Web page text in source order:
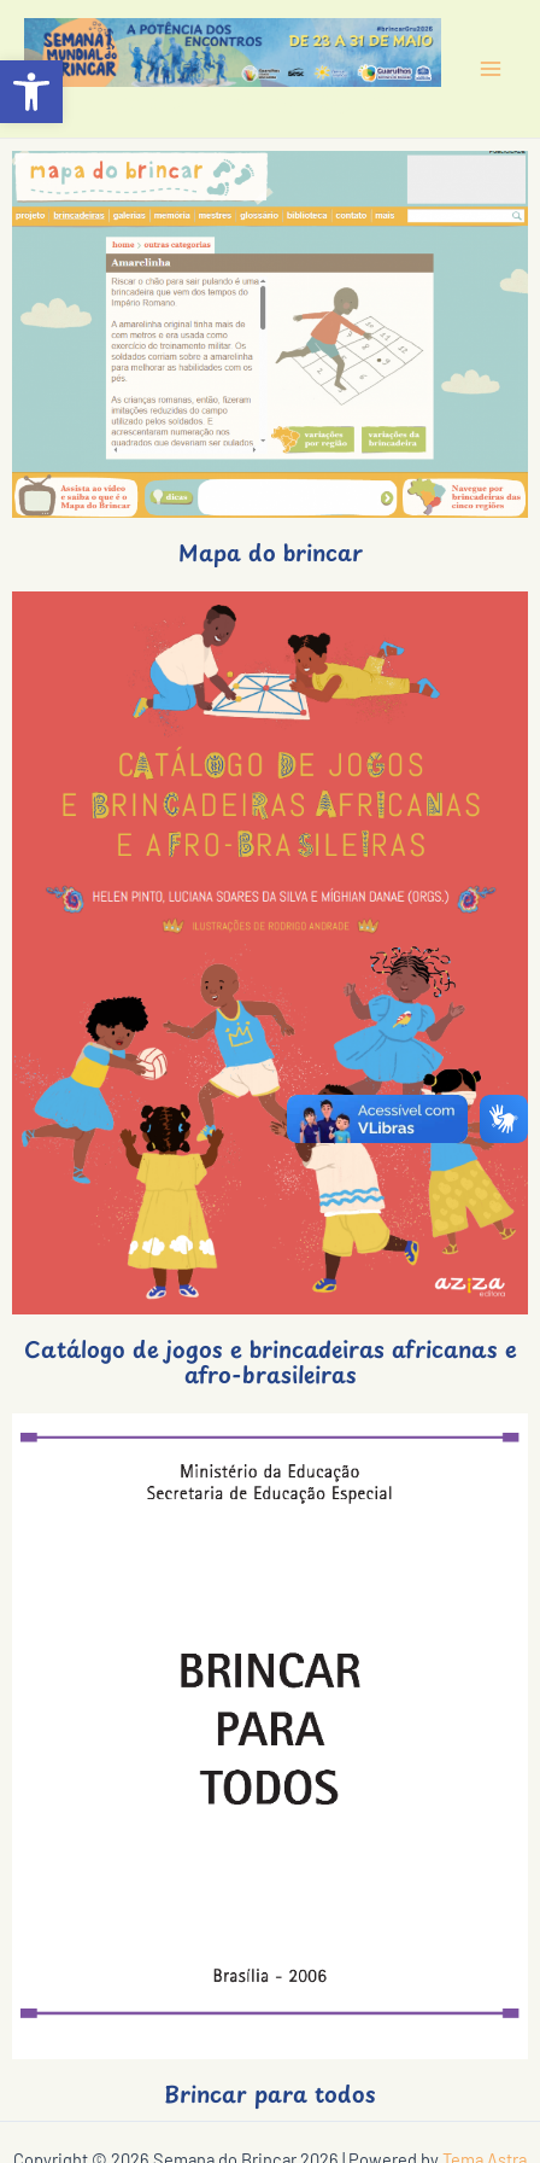
Barra de Ferramentas Aberta
Semana do Brincar 2026
Mapa do brincar
Catálogo de jogos e brincadeiras africanas e
afro-brasileiras
Brincar para todos